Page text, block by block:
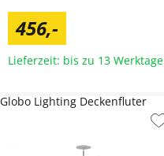
456,-
Lieferzeit: bis zu 13 Werktage
Globo Lighting Deckenfluter